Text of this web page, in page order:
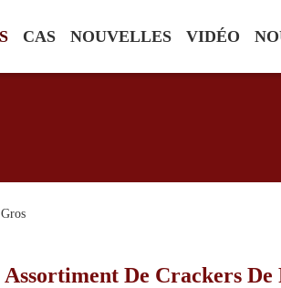
CAS NOUVELLES VIDÉO
Assortiment De Crackers De